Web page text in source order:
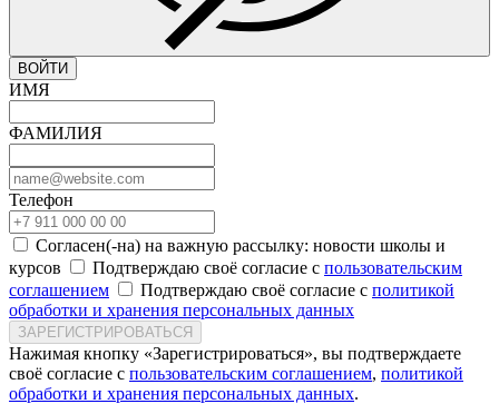
ВОЙТИ
ИМЯ
ФАМИЛИЯ
Телефон
Согласен(-на) на важную рассылку: новости школы и
курсов
Подтверждаю своё согласие с пользовательским
соглашением
Подтверждаю своё согласие с политикой
обработки и хранения персональных данных
ЗАРЕГИСТРИРОВАТЬСЯ
Нажимая кнопку «Зарегистрироваться», вы подтверждаете
своё согласие с пользовательским соглашением, политикой
обработки и хранения персональных данных.